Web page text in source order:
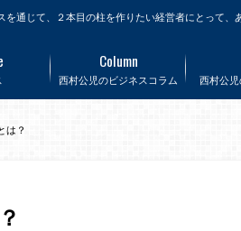
通じて、２本目の柱を作りたい経営者にとって
西村公児のビジネスコラム
Column
西村公児
は？